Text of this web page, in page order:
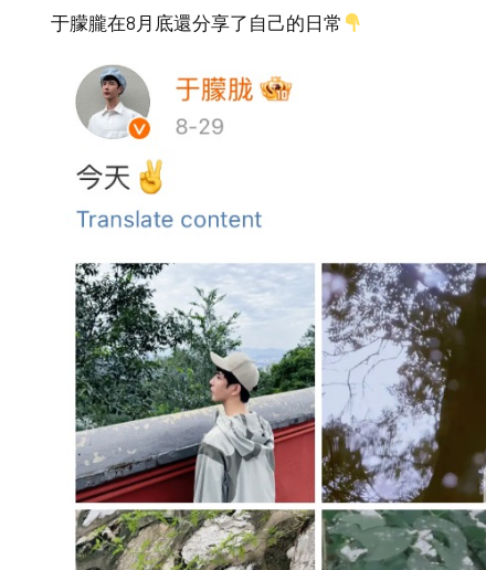
于朦朧在8月底還分享了自己的日常